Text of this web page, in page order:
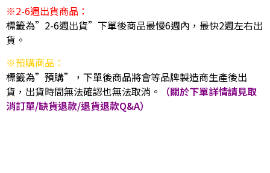
※2-6週出貨商品：
標籤為”2-6週出貨”下單後商品最慢6週內，最快2週左右出
貨。
※預購商品：
標籤為”預購”，下單後商品將會等品牌製造商生產後出
貨，出貨時間無法確認也無法取消。
（關於下單詳情請見取
消訂單/缺貨退款/退貨退款Q&A）